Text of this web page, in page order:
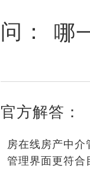
问： 哪
官方解答：
房在线房产中
管理界面更符合